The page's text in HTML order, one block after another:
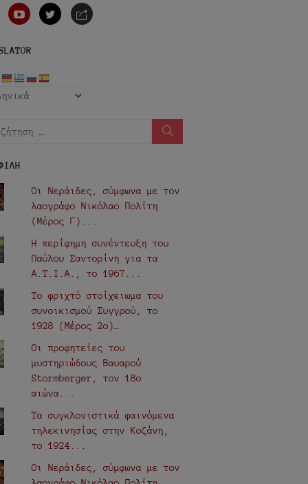
youtube twittere-
Οι Νεράιδες, σύμφωνα με τον
λαογράφο Νικόλαο Πολίτη
(Μέρος Γ)...
Η περίφημη συνέντευξη του
Παύλου Σαντορίνη για τα
Α.Τ.Ι.Α., τo 1967...
Το φριχτό στοίχειωμα του
συνοικισμού Συγγρού, το
1928 (Μέρος 2ο)…
Οι προφητείες του
μυστηριώδους Βαυαρού
Stormberger, τον 18ο
αιώνα...
Τα συγκλονιστικά φαινόμενα
τηλεκινησίας στην Κοζάνη,
το 1924...
Οι Νεράιδες, σύμφωνα με τον